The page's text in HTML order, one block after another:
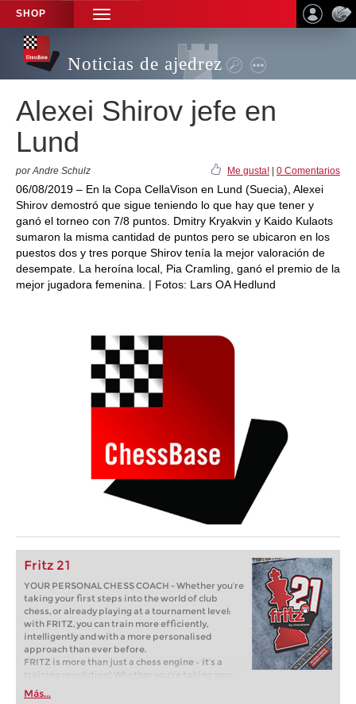
SHOP
TOGGLE
NAVIGATION
Noticias de ajedrez
Alexei Shirov jefe en
Lund
por Andre Schulz Me gusta! 0 Comentarios
06/08/2019 – En la Copa CellaVison en Lund (Suecia), Alexei
Shirov demostró que sigue teniendo lo que hay que tener y
ganó el torneo con 7/8 puntos. Dmitry Kryakvin y Kaido Kulaots
sumaron la misma cantidad de puntos pero se ubicaron en los
puestos dos y tres porque Shirov tenía la mejor valoración de
desempate. La heroína local, Pia Cramling, ganó el premio de la
mejor jugadora femenina. | Fotos: Lars OA Hedlund
Fritz 21
YOUR PERSONAL CHESS COACH - Whether you’re
taking your first steps into the world of club
chess, or already playing at a tournament level:
with FRITZ, you can train more efficiently,
intelligently and with a more personalised
approach than ever before.
FRITZ is more than just a chess engine – it’s a
training revolution! Whether you’re taking your
first steps into the world of club chess, or already
playing at a tournament level: with FRITZ, you can
Más...